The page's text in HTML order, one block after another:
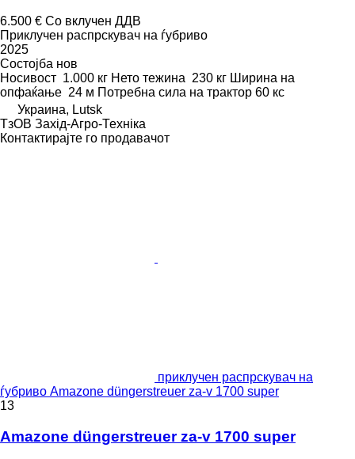
6.500 € Со вклучен ДДВ
Приклучен распрскувач на ѓубриво
2025
Состојба нов
Носивост 1.000 кг Нето тежина 230 кг Ширина на
опфаќање 24 м Потребна сила на трактор 60 кс
Украина, Lutsk
ТзОВ Захід-Агро-Техніка
Контактирајте го продавачот
приклучен распрскувач на
ѓубриво Amazone düngerstreuer za-v 1700 super
13
Amazone düngerstreuer za-v 1700 super